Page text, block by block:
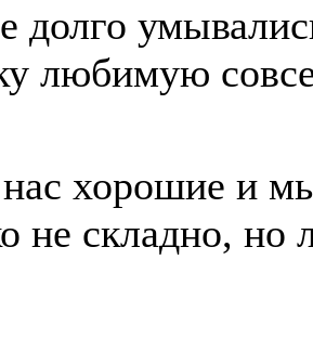
долго
любимую
хорошие и
не складно, но